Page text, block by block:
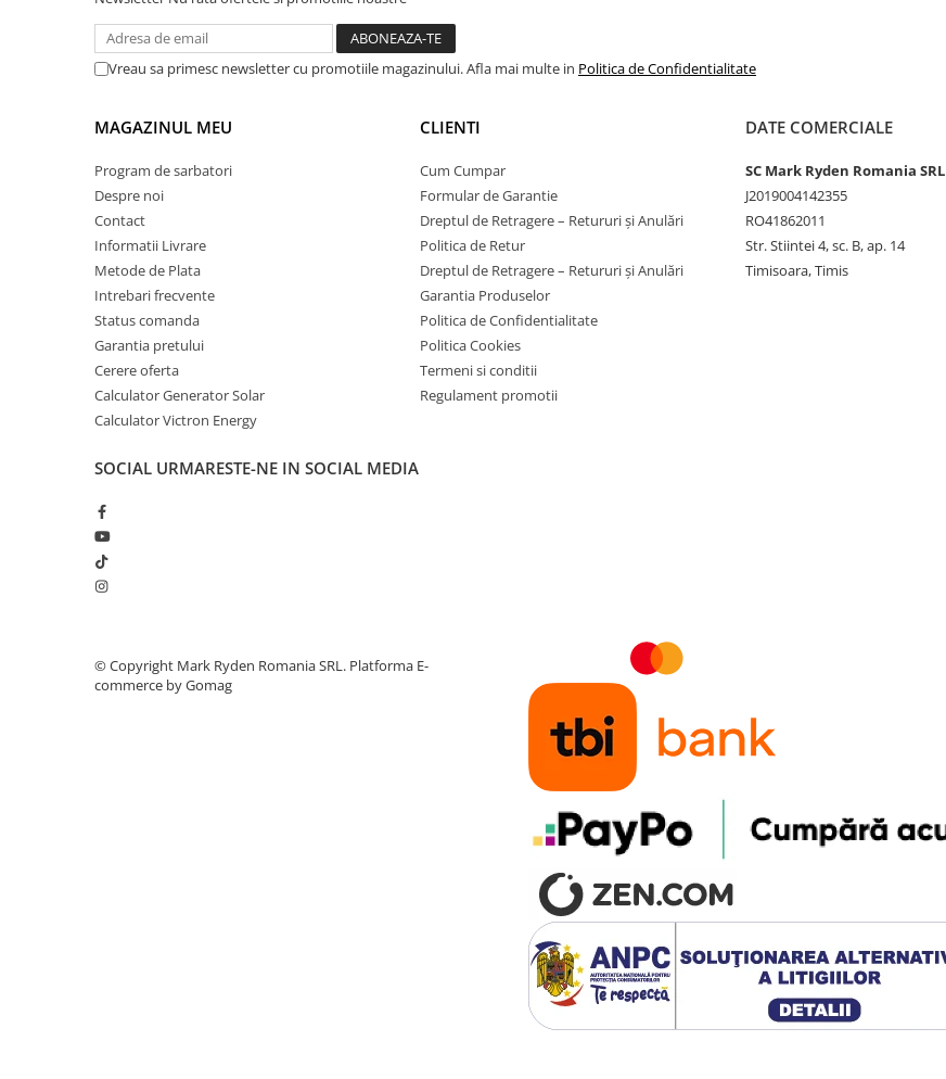
Acumulatori Moto
Statii de incarcare vehicule
UPS Centrale Termice
Stabilizatoare Tensiune
Scule si aparate
Instrumente de masura
Anemometre
Clampmetre
Detectoare
Tahometre
Termometre
Multimetre de Banc
Vreau sa primesc newsletter cu promotiile magazinului. Afla mai multe in Politica de Confidentialitate
MAGAZINUL MEU
Program de sarbatori
Despre noi
Contact
Informatii Livrare
Metode de Plata
Intrebari frecvente
Status comanda
Garantia pretului
Cerere oferta
Calculator Generator Solar
Calculator Victron Energy
CLIENTI
Cum Cumpar
Formular de Garantie
Dreptul de Retragere – Retururi și Anulări
Politica de Retur
Dreptul de Retragere – Retururi și Anulări
Garantia Produselor
Politica de Confidentialitate
Politica Cookies
Termeni si conditii
Regulament promotii
DATE COMERCIALE
SC Mark Ryden Romania SRL
J2019004142355
RO41862011
Str. Stiintei 4, sc. B, ap. 14
Timisoara, Timis
SOCIAL URMARESTE-NE IN SOCIAL MEDIA
©️ Copyright Mark Ryden Romania SRL. Platforma E-
commerce by Gomag